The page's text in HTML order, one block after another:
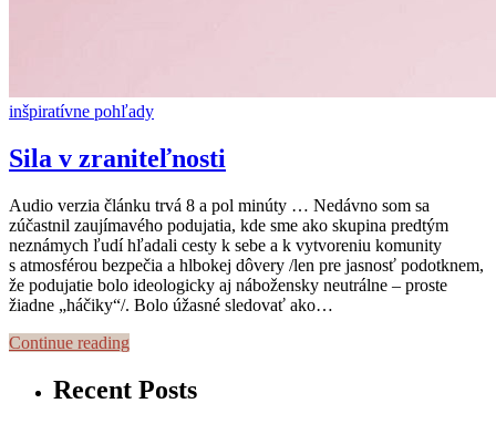
inšpiratívne pohľady
Sila v zraniteľnosti
Audio verzia článku trvá 8 a pol minúty … Nedávno som sa
zúčastnil zaujímavého podujatia, kde sme ako skupina predtým
neznámych ľudí hľadali cesty k sebe a k vytvoreniu komunity
s atmosférou bezpečia a hlbokej dôvery /len pre jasnosť podotknem,
že podujatie bolo ideologicky aj nábožensky neutrálne – proste
žiadne „háčiky“/. Bolo úžasné sledovať ako…
Continue reading
Recent Posts